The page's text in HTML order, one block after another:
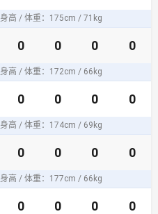
身高 / 体重：175cm / 71kg
0 0 0 0
身高 / 体重：172cm / 66kg
0 0 0 0
身高 / 体重：174cm / 69kg
0 0 0 0
身高 / 体重：177cm / 66kg
0 0 0 0